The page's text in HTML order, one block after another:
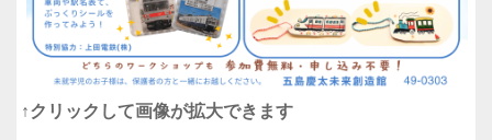
↑クリックして画像が拡大できます